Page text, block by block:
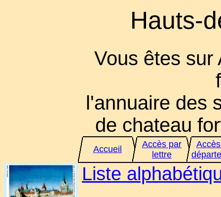
Hauts-
Vous êtes sur
l'annuaire des
de chateau
Accueil
Accès par
lettre
Liste